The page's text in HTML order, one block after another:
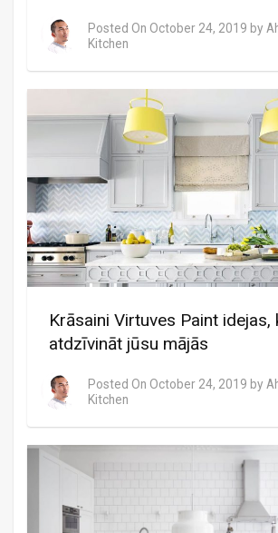
Posted On October 24, 2019 by
Kitchen
Krāsaini Virtuves Paint
atdzīvināt jūsu mājās
Posted On October 24, 2019 by
Kitchen